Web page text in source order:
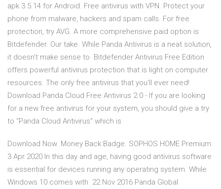
apk 3.5.14 for Android. Free antivirus with VPN. Protect your
phone from malware, hackers and spam calls. For free
protection, try AVG. A more comprehensive paid option is
Bitdefender. Our take. While Panda Antivirus is a neat solution,
it doesn't make sense to Bitdefender Antivirus Free Edition
offers powerful antivirus protection that is light on computer
resources. The only free antivirus that you'll ever need!
Download Panda Cloud Free Antivirus 2.0 - If you are looking
for a new free antivirus for your system, you should give a try
to "Panda Cloud Antivirus" which is
Download Now. Money Back Badge. SOPHOS HOME Premium.
3 Apr 2020 In this day and age, having good antivirus software
is essential for devices running any operating system. While
Windows 10 comes with 22 Nov 2016 Panda Global